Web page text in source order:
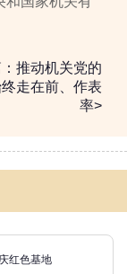
推动机关党的
走在前、作表
率>
红色基地